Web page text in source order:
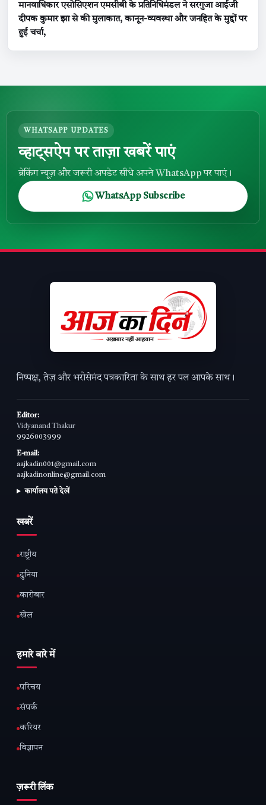
मानवाधिकार एसोसिएशन एमसीबी के प्रतिनिधिमंडल ने सरगुजा आईजी
दीपक कुमार झा से की मुलाकात, कानून-व्यवस्था और जनहित के मुद्दों पर
हुई चर्चा,
WHATSAPP UPDATES
व्हाट्सऐप पर ताज़ा खबरें पाएं
ब्रेकिंग न्यूज़ और जरूरी अपडेट सीधे अपने WhatsApp पर पाएं।
WhatsApp Subscribe
निष्पक्ष, तेज़ और भरोसेमंद पत्रकारिता के साथ हर पल आपके साथ।
Editor:
Vidyanand Thakur
9926003999
E-mail:
aajkadin001@gmail.com
aajkadinonline@gmail.com
कार्यालय पते देखें
खबरें
राष्ट्रीय
दुनिया
कारोबार
खेल
हमारे बारे में
परिचय
संपर्क
करियर
विज्ञापन
ज़रूरी लिंक